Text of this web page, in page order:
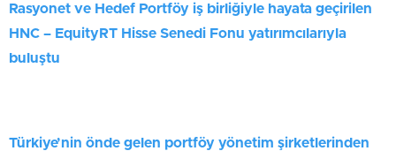
Rasyonet ve Hedef Portföy iş birliğiyle hayata geçirilen
HNC – EquityRT Hisse Senedi Fonu yatırımcılarıyla
buluştu
Türkiye’nin önde gelen portföy yönetim şirketlerinden